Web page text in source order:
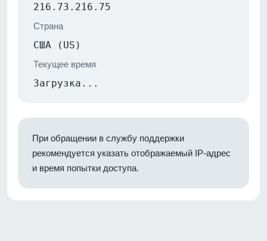
216.73.216.75
Страна
США (US)
Текущее время
Загрузка...
При обращении в службу поддержки
рекомендуется указать отображаемый IP-адрес
и время попытки доступа.